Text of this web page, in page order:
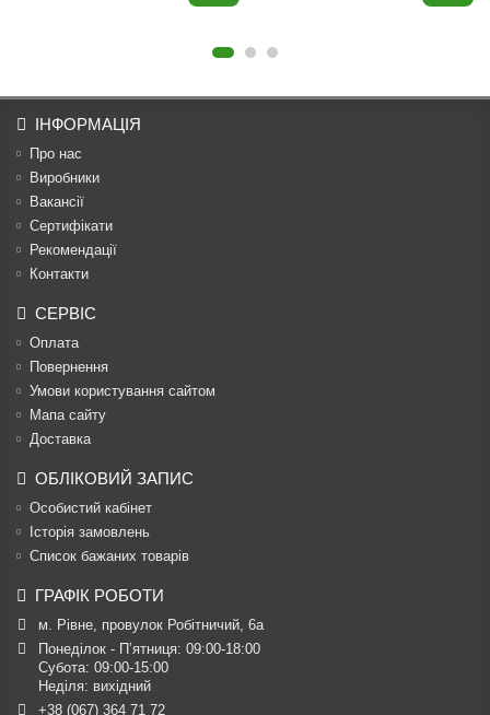
ІНФОРМАЦІЯ
Про нас
Виробники
Вакансії
Сертифікати
Рекомендації
Контакти
СЕРВІС
Оплата
Повернення
Умови користування сайтом
Мапа сайту
Доставка
ОБЛІКОВИЙ ЗАПИС
Особистий кабінет
Історія замовлень
Список бажаних товарів
ГРАФІК РОБОТИ
м. Рівне, провулок Робітничий, 6а
Понеділок - П’ятниця: 09:00-18:00
Субота: 09:00-15:00
Неділя: вихідний
+38 (067) 364 71 72